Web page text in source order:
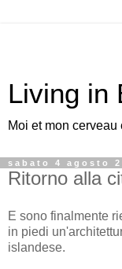
Living in
Moi et mon
sabato 4 agosto
Ritorno alla
E sono finalmente
in piedi
islandese.